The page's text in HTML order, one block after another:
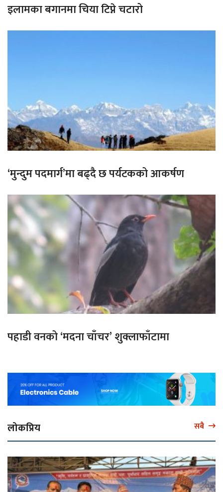
इलामका बगानमा चिया टिप्ने चटारो
‘मुन्दुम पदमार्ग’मा बढ्दै छ पर्यटकको आकर्षण
पहाडी वनको ‘मदना चाँचर’ शुक्लाफाँटामा
लोकप्रिय सबै